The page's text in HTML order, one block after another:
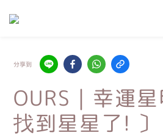
分享到
OURS｜幸運
找到星星了! 〕